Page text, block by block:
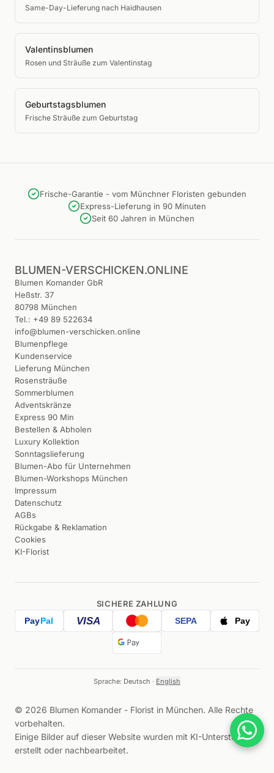
Same-Day-Lieferung nach Haidhausen
Valentinsblumen
Rosen und Sträuße zum Valentinstag
Geburtstagsblumen
Frische Sträuße zum Geburtstag
Frische-Garantie - vom Münchner Floristen gebunden
Express-Lieferung in 90 Minuten
Seit 60 Jahren in München
BLUMEN-VERSCHICKEN.ONLINE
Blumen Komander GbR
Heßstr. 37
80798 München
Tel.: +49 89 522634
info@blumen-verschicken.online
Blumenpflege
Kundenservice
Lieferung München
Rosensträuße
Sommerblumen
Adventskränze
Express 90 Min
Bestellen & Abholen
Luxury Kollektion
Sonntagslieferung
Blumen-Abo für Unternehmen
Blumen-Workshops München
Impressum
Datenschutz
AGBs
Rückgabe & Reklamation
Cookies
KI-Florist
SICHERE ZAHLUNG
PayPal VISA SEPA Pay
Sprache: Deutsch · English
© 2026 Blumen Komander - Florist in München. Alle Rechte
vorbehalten.
Einige Bilder auf dieser Website wurden mit KI-Unterstützung
erstellt oder nachbearbeitet.